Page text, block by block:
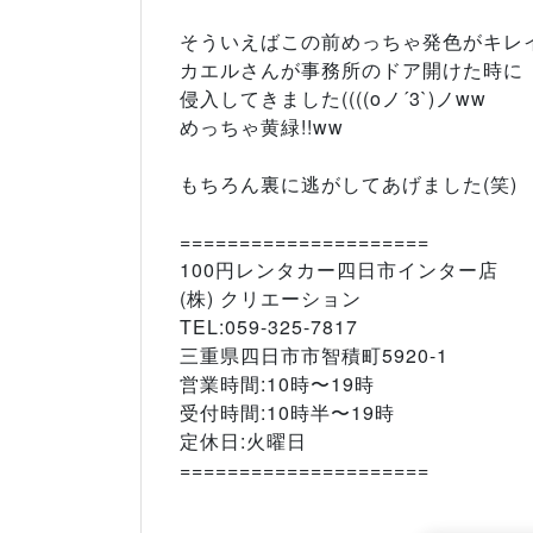
そういえばこの前めっちゃ発色がキレ
カエルさんが事務所のドア開けた時に
侵入してきました((((oノ´3`)ノww
めっちゃ黄緑!!ww
もちろん裏に逃がしてあげました(笑)
=====================
100円レンタカー四日市インター店
(株) クリエーション
TEL:059-325-7817
三重県四日市市智積町5920-1
営業時間:10時〜19時
受付時間:10時半〜19時
定休日:火曜日
=====================